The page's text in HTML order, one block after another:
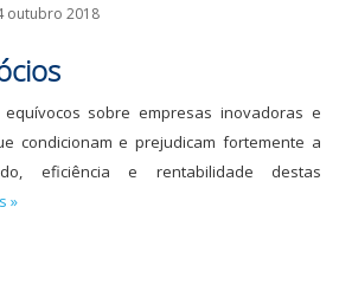
outubro 2018
sobre empresas inovadoras e
condicionam e prejudicam fortemente a
eficiência e rentabilidade destas
»